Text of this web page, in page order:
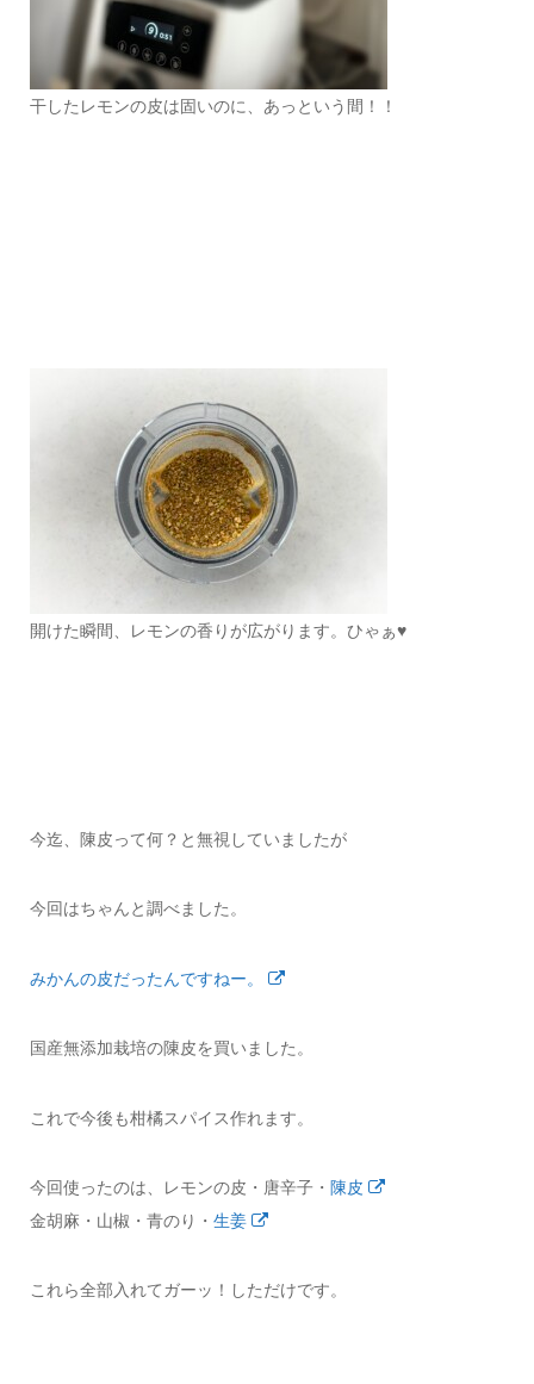
干したレモンの皮は固いのに、あっという間！！
開けた瞬間、レモンの香りが広がります。ひゃぁ♥
今迄、陳皮って何？と無視していましたが
今回はちゃんと調べました。
みかんの皮だったんですねー。
国産無添加栽培の陳皮を買いました。
これで今後も柑橘スパイス作れます。
今回使ったのは、レモンの皮・唐辛子・ 陳皮
金胡麻・山椒・青のり・ 生姜
これら全部入れてガーッ！しただけです。